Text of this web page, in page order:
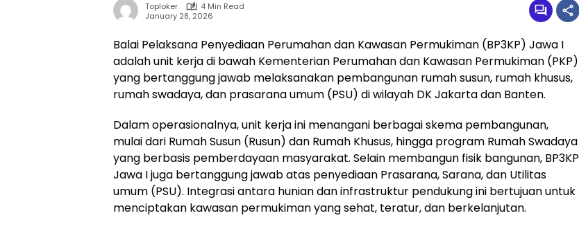
Toploker
4 Min Read
January 28, 2026
Balai Pelaksana Penyediaan Perumahan dan Kawasan Permukiman (BP3KP) Jawa I
adalah unit kerja di bawah Kementerian Perumahan dan Kawasan Permukiman (PKP)
yang bertanggung jawab melaksanakan pembangunan rumah susun, rumah khusus,
rumah swadaya, dan prasarana umum (PSU) di wilayah DK Jakarta dan Banten.
Dalam operasionalnya, unit kerja ini menangani berbagai skema pembangunan,
mulai dari Rumah Susun (Rusun) dan Rumah Khusus, hingga program Rumah Swadaya
yang berbasis pemberdayaan masyarakat. Selain membangun fisik bangunan, BP3KP
Jawa I juga bertanggung jawab atas penyediaan Prasarana, Sarana, dan Utilitas
umum (PSU). Integrasi antara hunian dan infrastruktur pendukung ini bertujuan untuk
menciptakan kawasan permukiman yang sehat, teratur, dan berkelanjutan.